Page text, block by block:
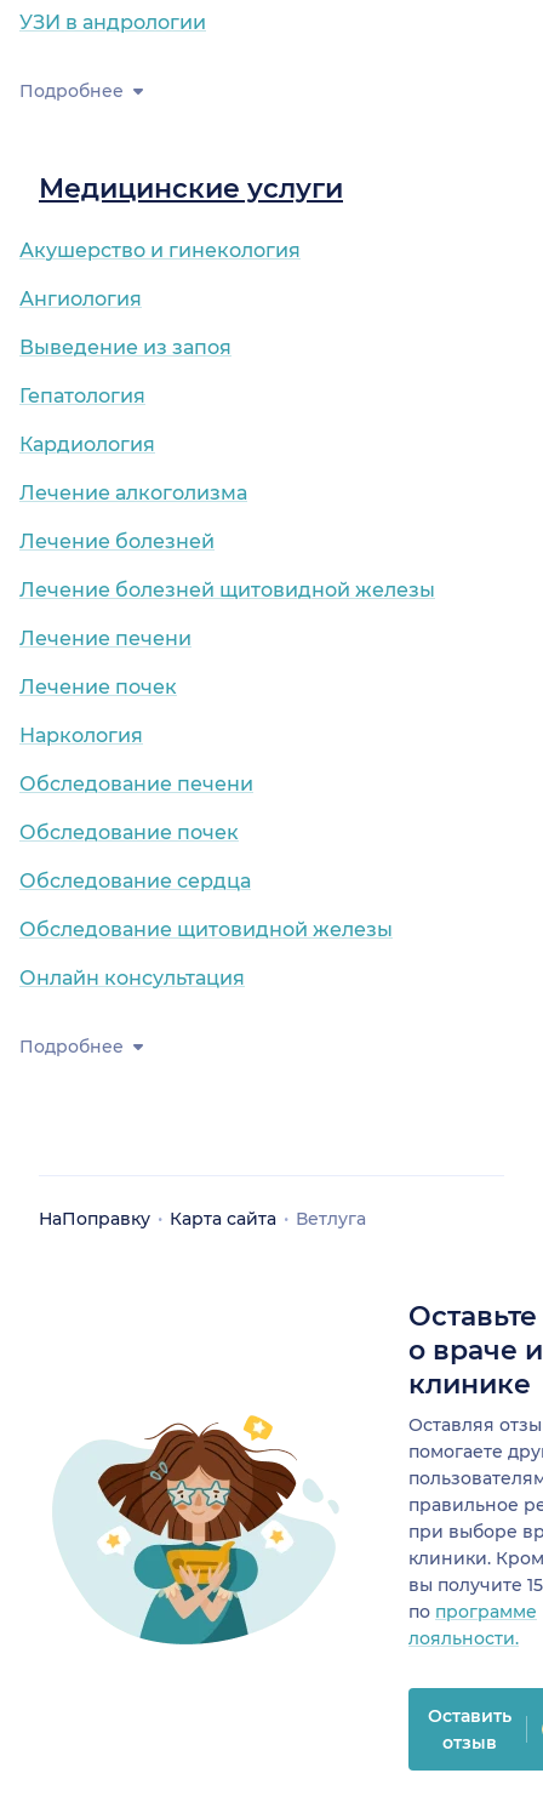
УЗИ в андрологии
Подробнее
Медицинские услуги
Акушерство и гинекология
Ангиология
Выведение из запоя
Гепатология
Кардиология
Лечение алкоголизма
Лечение болезней
Лечение болезней щитовидной железы
Лечение печени
Лечение почек
Наркология
Обследование печени
Обследование почек
Обследование сердца
Обследование щитовидной железы
Онлайн консультация
Подробнее
НаПоправку Карта сайта Ветлуга
о враче
клинике
Оставляя
помогаете
правильное
при выборе
клиники.
вы получите
по программе
лояльности.
Оставить
отзыв